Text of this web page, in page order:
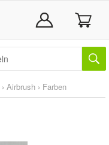
› Airbrush › Farben